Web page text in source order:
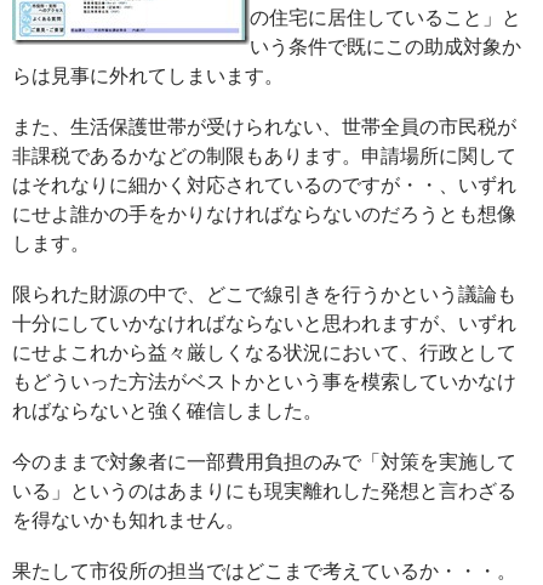
の住宅に居住していること」と
いう条件で既にこの助成対象か
らは見事に外れてしまいます。
また、生活保護世帯が受けられない、世帯全員の市民税が
非課税であるかなどの制限もあります。申請場所に関して
はそれなりに細かく対応されているのですが・・、いずれ
にせよ誰かの手をかりなければならないのだろうとも想像
します。
限られた財源の中で、どこで線引きを行うかという議論も
十分にしていかなければならないと思われますが、いずれ
にせよこれから益々厳しくなる状況において、行政として
もどういった方法がベストかという事を模索していかなけ
ればならないと強く確信しました。
今のままで対象者に一部費用負担のみで「対策を実施して
いる」というのはあまりにも現実離れした発想と言わざる
を得ないかも知れません。
果たして市役所の担当ではどこまで考えているか・・・。